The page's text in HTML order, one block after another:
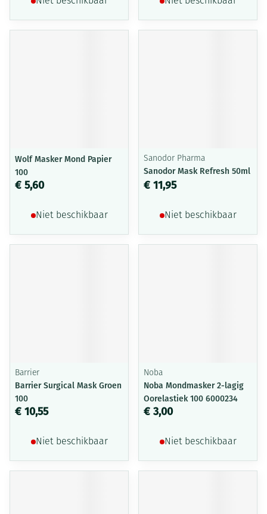
Wolf Masker Mond Papier
100
€ 5,60
Niet beschikbaar
Sanodor Pharma
Sanodor Mask Refresh 50ml
€ 11,95
Niet beschikbaar
Barrier
Barrier Surgical Mask Groen
100
€ 10,55
Niet beschikbaar
Noba
Noba Mondmasker 2-lagig
Oorelastiek 100 6000234
€ 3,00
Niet beschikbaar